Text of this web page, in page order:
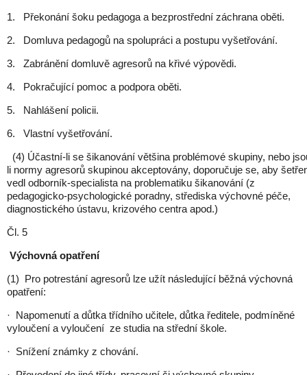
1. Překonání šoku pedagoga a bezprostřední záchrana oběti.
2. Domluva pedagogů na spolupráci a postupu vyšetřování.
3. Zabránění domluvě agresorů na křivé výpovědi.
4. Pokračující pomoc a podpora oběti.
5. Nahlášení policii.
6. Vlastní vyšetřování.
(4) Účastní-li se šikanování většina problémové skupiny, nebo
li normy agresorů skupinou akceptovány, doporučuje se, aby
vedl odborník-specialista na problematiku šikanování (z
pedagogicko-psychologické poradny, střediska výchovné péče,
diagnostického ústavu, krizového centra apod.)
Čl. 5
Výchovná opatření
(1) Pro potrestání agresorů lze užít následující běžná výchovná
opatření:
· Napomenutí a důtka třídního učitele, důtka ředitele, podmíněné
vyloučení a vyloučení ze studia na střední škole.
· Snížení známky z chování.